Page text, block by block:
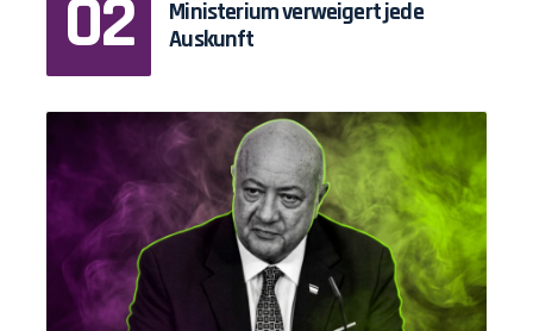
Ministerium verweigert jede
Auskunft